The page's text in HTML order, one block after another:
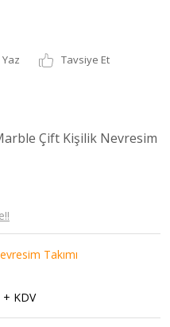
Tavsiye Et
Çift Kişilik Nevresim
Takımı
+ KDV